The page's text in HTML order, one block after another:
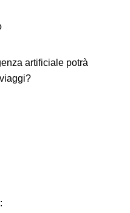
artificiale potrà